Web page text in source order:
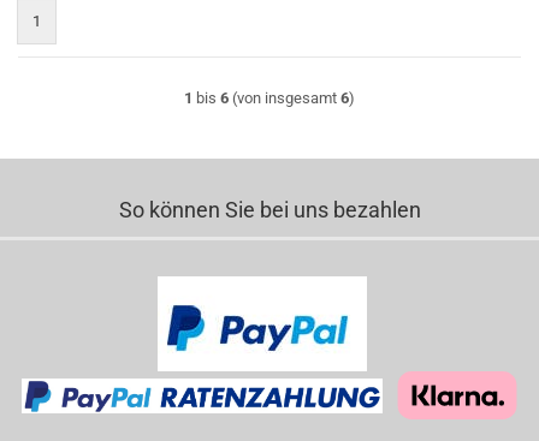
1
1 bis 6 (von insgesamt 6)
So können Sie bei uns bezahlen